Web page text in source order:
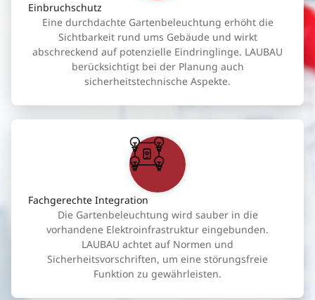
Einbruchschutz
Eine durchdachte Gartenbeleuchtung erhöht die
Sichtbarkeit rund ums Gebäude und wirkt
abschreckend auf potenzielle Eindringlinge. LAUBAU
berücksichtigt bei der Planung auch
sicherheitstechnische Aspekte.
Fachgerechte Integration
Die Gartenbeleuchtung wird sauber in die
vorhandene Elektroinfrastruktur eingebunden.
LAUBAU achtet auf Normen und
Sicherheitsvorschriften, um eine störungsfreie
Funktion zu gewährleisten.